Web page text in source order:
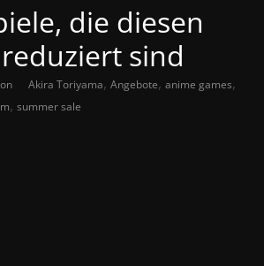
die diesen
sind
Akira Toriyama, Angebote, anime games,
, summer sale